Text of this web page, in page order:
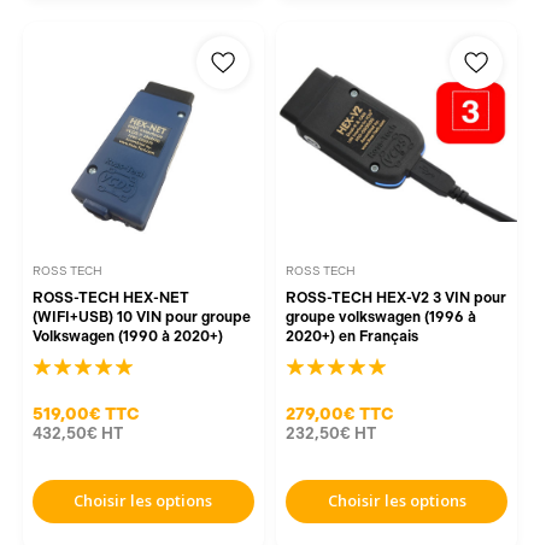
ROSS TECH
ROSS-TECH HEX-NET
(WIFI+USB) 10 VIN pour groupe
Volkswagen (1990 à 2020+)
519,00€ TTC
432,50€ HT
Choisir les options
ROSS TECH
ROSS-TECH HEX-V2 3 VIN pour
groupe volkswagen (1996 à
2020+) en Français
279,00€ TTC
232,50€ HT
Choisir les options